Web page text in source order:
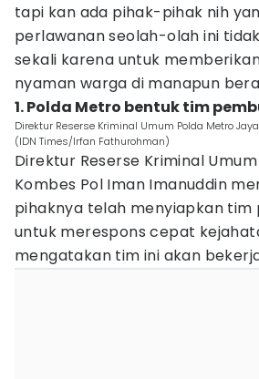
tapi kan ada pihak-pihak nih
perlawanan seolah-olah ini
sekali karena untuk
nyaman warga di manapun
1. Polda Metro bentuk tim
Direktur Reserse Kriminal Umum Polda Metro
(IDN Times/Irfan Fathurohman)
Direktur Reserse Kriminal
Kombes Pol Iman Imanuddin
pihaknya telah menyiapkan tim
untuk merespons cepat
mengatakan tim ini akan